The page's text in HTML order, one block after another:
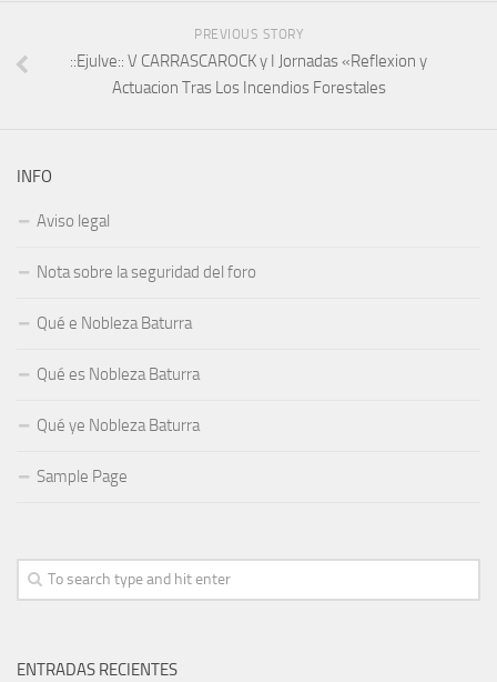
PREVIOUS STORY
::Ejulve:: V CARRASCAROCK y I Jornadas «Reflexion y
Actuacion Tras Los Incendios Forestales
INFO
Aviso legal
Nota sobre la seguridad del foro
Qué e Nobleza Baturra
Qué es Nobleza Baturra
Qué ye Nobleza Baturra
Sample Page
ENTRADAS RECIENTES